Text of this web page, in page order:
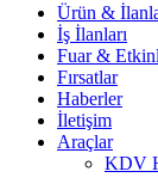
Ürün &
İş İlanları
Fuar &
Fırsatlar
Haberler
İletişim
Araçlar
KDV